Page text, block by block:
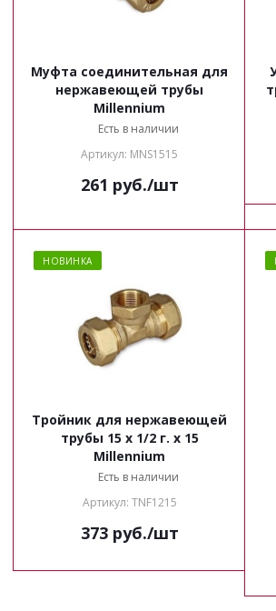
Муфта соединительная для
нержавеющей трубы
Millennium
Есть в наличии
Артикул: MNS1515
261 руб./шт
НОВИНКА
Тройник для нержавеющей
трубы 15 x 1/2 г. x 15
Millennium
Есть в наличии
Артикул: TNF1215
373руб./шт